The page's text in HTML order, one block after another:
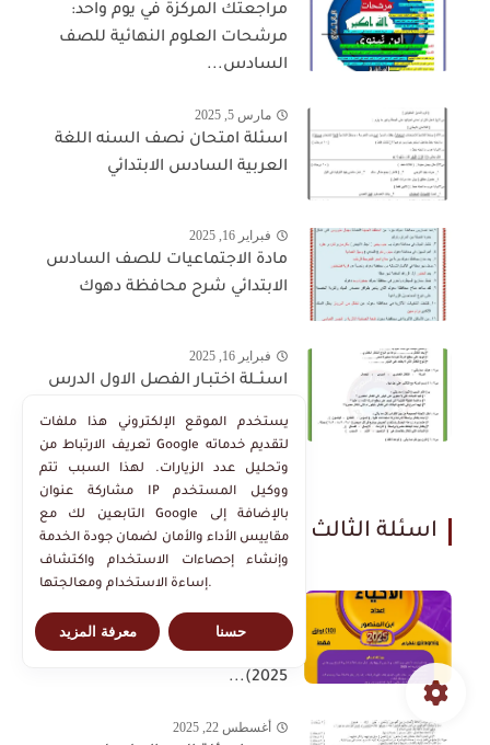
مراجعتك المركزة في يوم واحد:
مرشحات العلوم النهائية للصف
السادس...
مارس 5, 2025
اسئلة امتحان نصف السنه اللغة
العربية السادس الابتدائي
فبراير 16, 2025
مادة الاجتماعيات للصف السادس
الابتدائي شرح محافظة دهوك
فبراير 16, 2025
اسئــلة اختبـار الفصل الاول الدرس
اسئلة الثالث متوسط
النجاح مضمون! مرشحات الأحياء
المجانية لثالث متوسط (دور ثاني
2025)...
أغسطس 22, 2025
يستخدم الموقع الإلكتروني هذا ملفات
تعريف الارتباط من Google لتقديم خدماته
وتحليل عدد الزيارات. لهذا السبب تتم
مشاركة عنوان IP ووكيل المستخدم
التابعين لك مع Google بالإضافة إلى
مقاييس الأداء والأمان لضمان جودة الخدمة
وإنشاء إحصاءات الاستخدام واكتشاف
إساءة الاستخدام ومعالجتها.
معرفة المزيد حسنا